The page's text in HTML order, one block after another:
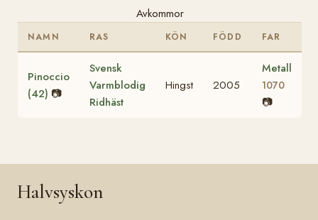
Avkommor
NAMN RAS KÖN FÖDD FAR
Pinoccio
(42) 📷
Svensk
Varmblodig
Ridhäst
Hingst 2005
Metall
1070
📷
Halvsyskon